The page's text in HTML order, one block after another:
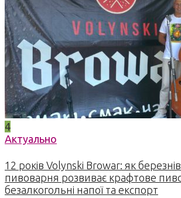
4
Актуально
12 років Volynski Browar: як
пивоварня розвиває крафтове
безалкогольні напої та експорт